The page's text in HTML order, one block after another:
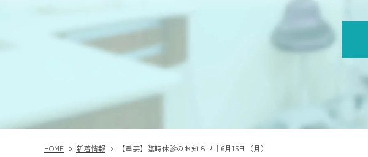
HOME 新着情報 【重要】臨時休診のお知らせ｜6月15日（月）